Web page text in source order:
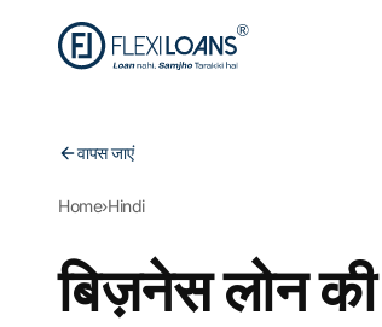
वापस जाएं
Home›Hindi
बिज़नेस लोन